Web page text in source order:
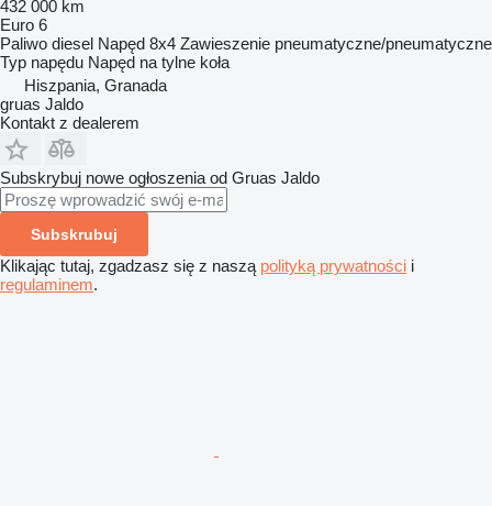
432 000 km
Euro 6
Paliwo diesel Napęd 8x4 Zawieszenie pneumatyczne/pneumatyczne
Typ napędu Napęd na tylne koła
Hiszpania, Granada
gruas Jaldo
Kontakt z dealerem
Subskrybuj nowe ogłoszenia od Gruas Jaldo
Subskrubuj
Klikając tutaj, zgadzasz się z naszą polityką prywatności i
regulaminem.